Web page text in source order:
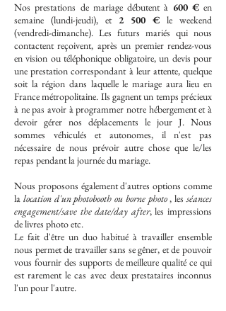
Nos prestations de mariage débutent à 600 €en
semaine (lundi-jeudi), et 2 500 € le weekend
(vendredi-dimanche). Les futurs mariés qui nous
contactent reçoivent, après un premier rendez-vous
en vision ou téléphonique obligatoire, un devis pour
une prestation correspondant à leur attente, quelque
soit la région dans laquelle le mariage aura lieu en
France métropolitaine. Ils gagnent un temps précieux
à ne pas avoir à programmer notre hébergement et à
devoir gérer nos déplacements le jour J. Nous
sommes véhiculés et autonomes, il n'est pas
nécessaire de nous prévoir autre chose que le/les
repas pendant la journée du mariage.
Nous proposons également d'autres options comme
la location d'un photobooth ou borne photo, lesséances
engagement/save the date/day after, les impressions
de livres photo etc.
Le fait d'être un duo habitué à travailler ensemble
nous permet de travailler sans se gêner, et de pouvoir
vous fournir des supports de meilleure qualité ce qui
est rarement le cas avec deux prestataires inconnus
l'un pour l'autre.